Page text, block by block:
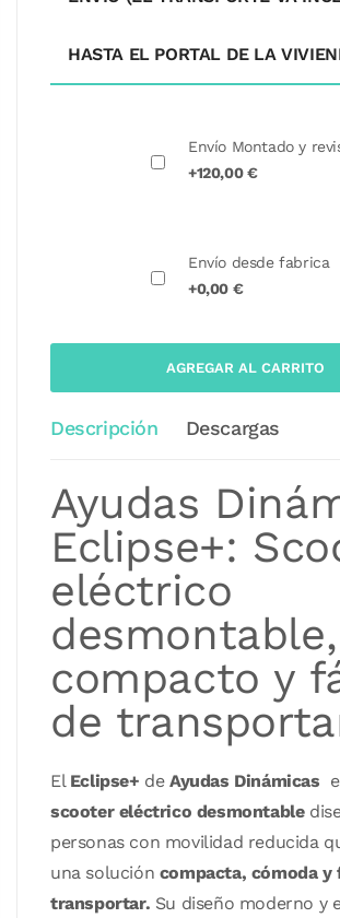
HASTA EL PORTAL DE LA
Envío Montado y
+120,00 €
Envío desde fabrica
+0,00 €
AGREGAR AL CARRITO
Descripción Descargas
Ayudas
Eclipse+:
eléctrico
desmontable,
compacto y
de
El Eclipse+ deAyudas Dinámicas
scooter eléctrico desmontable
personas con movilidad reducida
una solución compacta, cómoda y
transportar. Su diseño moderno y